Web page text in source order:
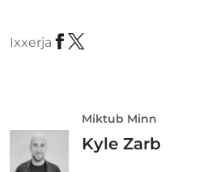
Ixxerja
Miktub Minn
Kyle Zarb